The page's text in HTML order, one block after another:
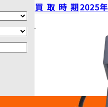
買取時期2025